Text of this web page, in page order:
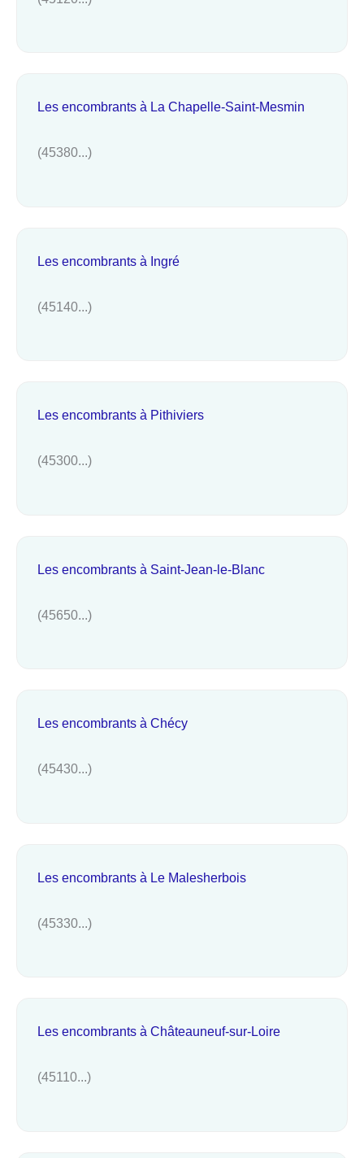
Les encombrants à La Chapelle-Saint-Mesmin
(45380...)
Les encombrants à Ingré
(45140...)
Les encombrants à Pithiviers
(45300...)
Les encombrants à Saint-Jean-le-Blanc
(45650...)
Les encombrants à Chécy
(45430...)
Les encombrants à Le Malesherbois
(45330...)
Les encombrants à Châteauneuf-sur-Loire
(45110...)